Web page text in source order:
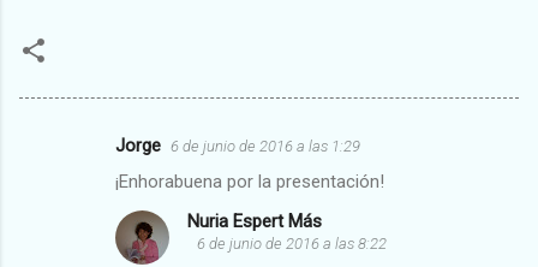
Jorge 6 de junio de 2016 a las 1:29
¡Enhorabuena por la presentación!
Nuria Espert Más
6 de junio de 2016 a las 8:22